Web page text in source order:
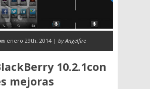
enero 29th, 2014 | by Angelfire
10.2.1con
mejoras